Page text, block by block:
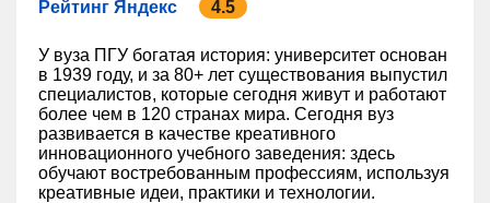
Рейтинг Яндекс 4.5
У вуза ПГУ богатая история: университет основан
в 1939 году, и за 80+ лет существования выпустил
специалистов, которые сегодня живут и работают
более чем в 120 странах мира. Сегодня вуз
развивается в качестве креативного
инновационного учебного заведения: здесь
обучают востребованным профессиям, используя
креативные идеи, практики и технологии.